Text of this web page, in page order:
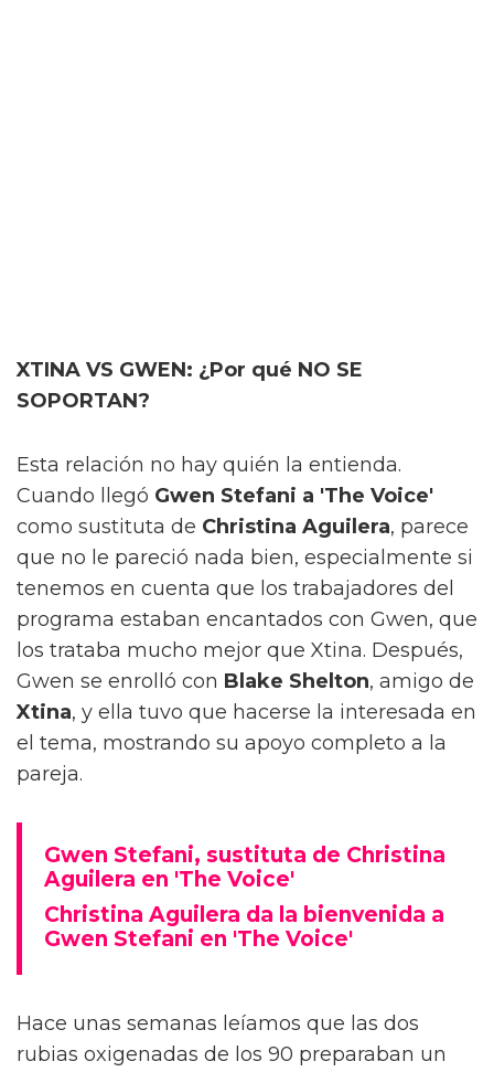
XTINA VS GWEN: ¿Por qué NO SE
SOPORTAN?
Esta relación no hay quién la entienda.
Cuando llegó Gwen Stefani a 'The Voice'
como sustituta de Christina Aguilera, parece
que no le pareció nada bien, especialmente si
tenemos en cuenta que los trabajadores del
programa estaban encantados con Gwen, que
los trataba mucho mejor que Xtina. Después,
Gwen se enrolló con Blake Shelton, amigo de
Xtina, y ella tuvo que hacerse la interesada en
el tema, mostrando su apoyo completo a la
pareja.
Gwen Stefani, sustituta de Christina
Aguilera en 'The Voice'
Christina Aguilera da la bienvenida a
Gwen Stefani en 'The Voice'
Hace unas semanas leíamos que las dos
rubias oxigenadas de los 90 preparaban un